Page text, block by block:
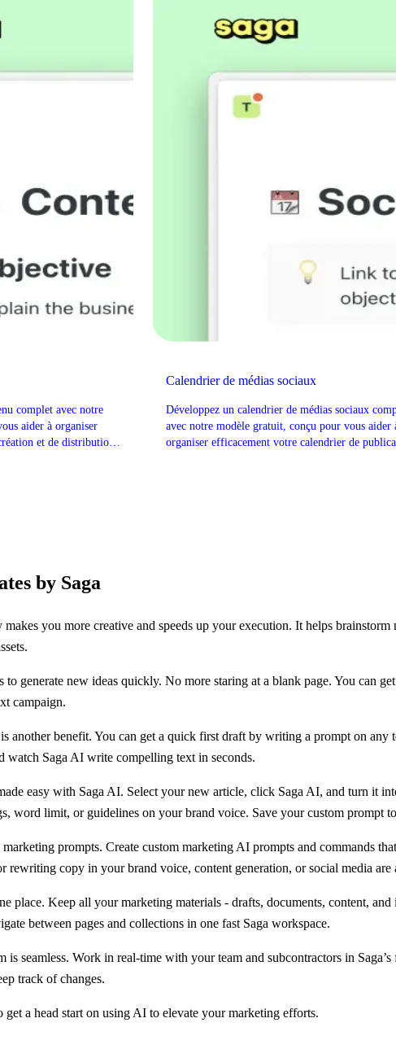
complet avec notre
aider à organiser
et de distribution
Calendrier de médias sociaux
Développez un calendrier de médias sociaux
avec notre modèle gratuit, conçu pour vous aider
organiser efficacement votre calendrier de
by Saga
you more creative and speeds up your execution. It helps brainstorm
to generate new ideas quickly. No more staring at a blank page. You can
campaign.
another benefit. You can get a quick first draft by writing a prompt on any
watch Saga AI write compelling text in seconds.
easy with Saga AI. Select your new article, click Saga AI, and turn it
word limit, or guidelines on your brand voice. Save your custom prompt
marketing prompts. Create custom marketing AI prompts and commands
rewriting copy in your brand voice, content generation, or social media are
place. Keep all your marketing materials - drafts, documents, content, and
between pages and collections in one fast Saga workspace.
seamless. Work in real-time with your team and subcontractors in
track of changes.
get a head start on using AI to elevate your marketing efforts.